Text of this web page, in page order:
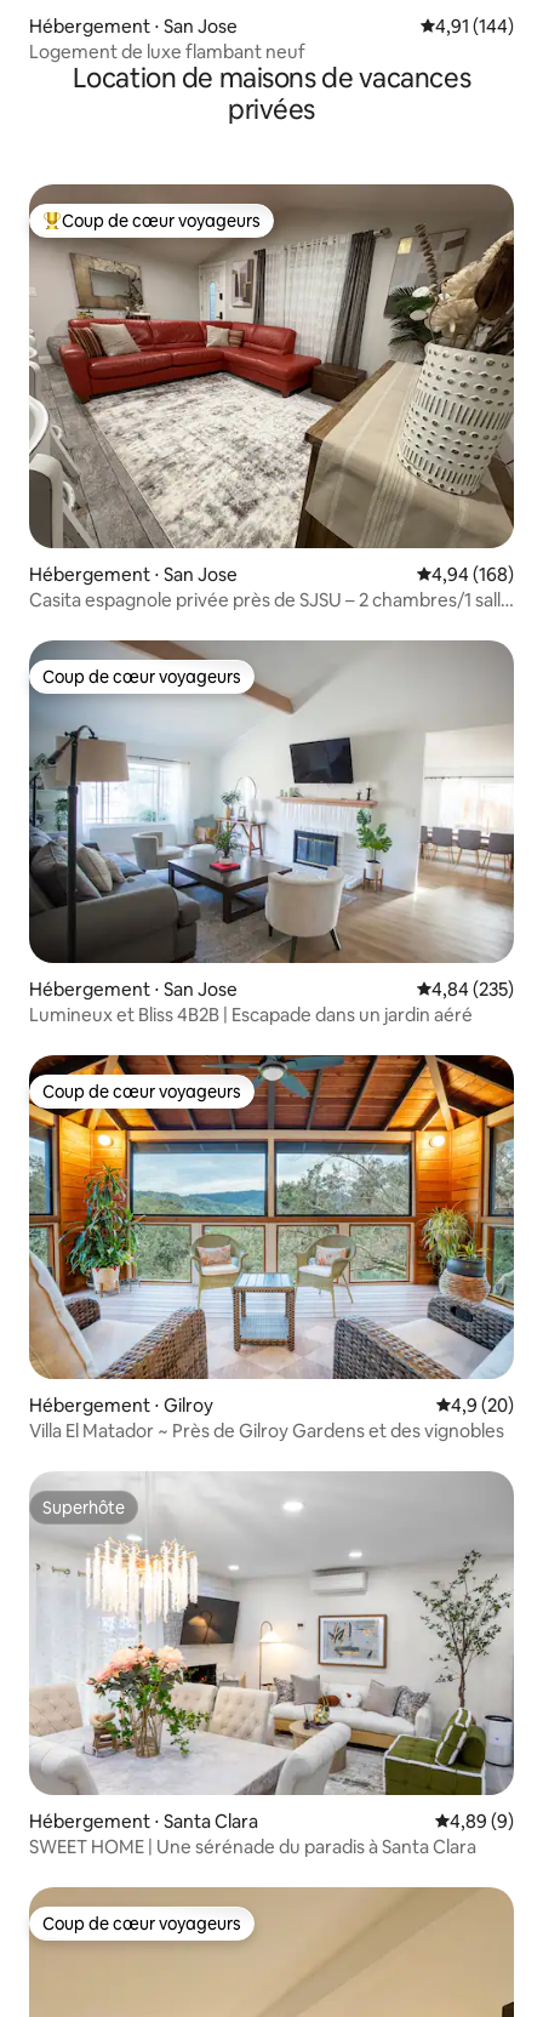
Hébergement ⋅ San Jose Évaluation
4,91 (144)
Logement de luxe flambant neuf
Location de maisons de vacances
privées
Coups de cœur voyageurs les plus appréciés
Coup de cœur voyageurs
Hébergement ⋅ San Jose Évaluation
4,94 (168)
Casita espagnole privée près de SJSU – 2 chambres/1 salle
Coup de cœur voyageurs
Coup de cœur voyageurs
Hébergement ⋅ San Jose Évaluation
4,84 (235)
Lumineux et Bliss 4B2B | Escapade dans un jardin aéré
Coup de cœur voyageurs
Coup de cœur voyageurs
Hébergement ⋅ Gilroy Évaluation
4,9 (20)
Villa El Matador ~ Près de Gilroy Gardens et des vignobles
Superhôte
Superhôte
Hébergement ⋅ Santa Clara Évaluation
4,89 (9)
SWEET HOME | Une sérénade du paradis à Santa Clara
Coup de cœur voyageurs
Coup de cœur voyageurs